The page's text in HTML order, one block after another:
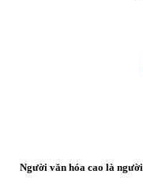
Người văn hóa cao là